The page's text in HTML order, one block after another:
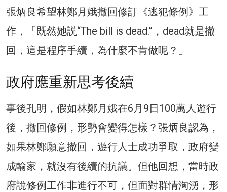
張炳良希望林鄭月娥撤回修訂《逃犯條例》工
作，「既然她説“The bill is dead.”，dead就是撤
回，這是程序手續，為什麼不肯做呢？」
政府應重新思考後續
事後孔明，假如林鄭月娥在6月9日100萬人遊行
後，撤回修例，形勢會變得怎樣？張炳良認為，
如果林鄭願意撤回，遊行人士成功爭取，政府變
成輸家，就沒有後續的抗議。但他回想，當時政
府說修例工作非進行不可，但面對群情洶湧，形